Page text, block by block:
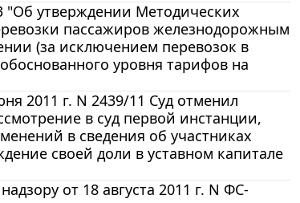
утверждении Методических
пассажиров железнодорожным
(за исключением перевозок в
уровня тарифов на
2011 г. N 2439/11 Суд отменил
в суд первой инстанции,
в сведения об участниках
своей доли в уставном капитале
от 18 августа 2011 г. N ФС-